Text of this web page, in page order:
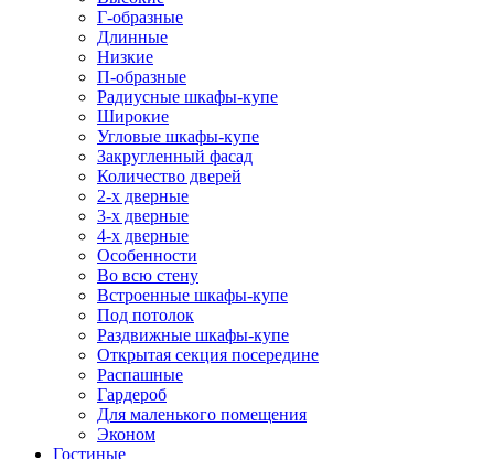
Г-образные
Длинные
Низкие
П-образные
Радиусные шкафы-купе
Широкие
Угловые шкафы-купе
Закругленный фасад
Количество дверей
2-х дверные
3-х дверные
4-х дверные
Особенности
Во всю стену
Встроенные шкафы-купе
Под потолок
Раздвижные шкафы-купе
Открытая секция посередине
Распашные
Гардероб
Для маленького помещения
Эконом
Гостиные